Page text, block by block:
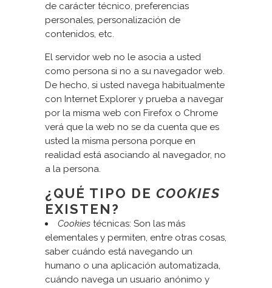
de carácter técnico, preferencias
personales, personalización de
contenidos, etc.
El servidor web no le asocia a usted
como persona si no a su navegador web.
De hecho, si usted navega habitualmente
con Internet Explorer y prueba a navegar
por la misma web con Firefox o Chrome
verá que la web no se da cuenta que es
usted la misma persona porque en
realidad está asociando al navegador, no
a la persona.
¿QUÉ TIPO DE COOKIES
EXISTEN?
Cookies técnicas: Son las más
elementales y permiten, entre otras cosas,
saber cuándo está navegando un
humano o una aplicación automatizada,
cuándo navega un usuario anónimo y